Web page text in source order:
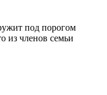
под порогом
из членов семьи